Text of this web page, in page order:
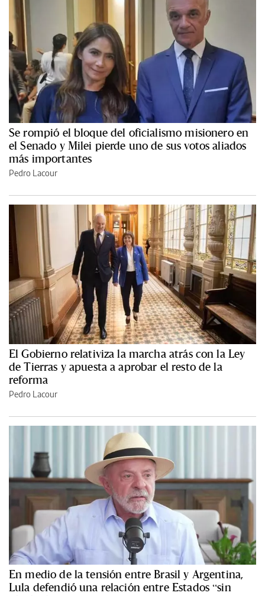
Se rompió el bloque del oficialismo misionero en
el Senado y Milei pierde uno de sus votos aliados
más importantes
Pedro Lacour
El Gobierno relativiza la marcha atrás con la Ley
de Tierras y apuesta a aprobar el resto de la
reforma
Pedro Lacour
En medio de la tensión entre Brasil y Argentina,
Lula defendió una relación entre Estados “sin